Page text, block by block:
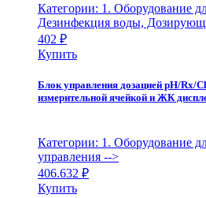
Категории: 1. Оборудование
Дезинфекция воды,
402 ₽
Купить
Блок управления дозацией pH/Rx/
измерительной ячейкой и ЖК
Категории: 1. Оборудование
управления -->
406.632 ₽
Купить